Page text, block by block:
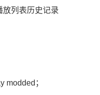
放列表历史记录
modded；